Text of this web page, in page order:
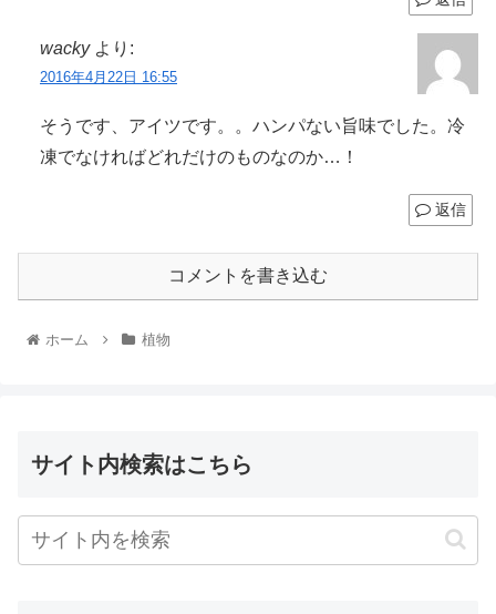
wacky より:
2016年4月22日 16:55
そうです、アイツです。。ハンパない旨味でした。冷
凍でなければどれだけのものなのか…！
返信
コメントを書き込む
ホーム 植物
サイト内検索はこちら